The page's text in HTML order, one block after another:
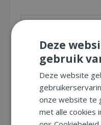
Kamille"
Wij zijn benieuwd
recensie over het
maak kans op
waarde van € 25,- !
Beoordeling:
Deze
gebruik
Deze website
onze website te
met alle cookies